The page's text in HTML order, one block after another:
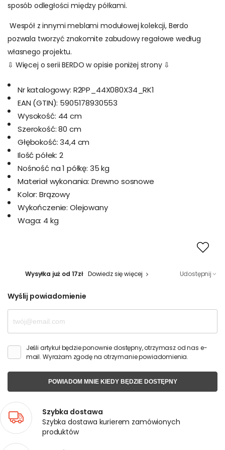
sposób odległości między półkami.
Wespół z innymi meblami modułowej kolekcji, Berdo
pozwala tworzyć znakomite zabudowy regałowe według
własnego projektu.
⇩ Więcej o serii BERDO w opisie poniżej strony ⇩
Nr katalogowy: R2PP_44X080X34_RK1
EAN (GTIN): 5905178930553
Wysokość: 44 cm
Szerokość: 80 cm
Głębokość: 34,4 cm
Ilość półek: 2
Nośność na 1 półkę: 35 kg
Materiał wykonania: Drewno sosnowe
Kolor: Brązowy
Wykończenie: Olejowany
Waga: 4 kg
Wysyłka już od 17zł Dowiedz się więcej Udostępnij
Wyślij powiadomienie
Jeśli artykuł będzie ponownie dostępny, otrzymasz od nas e-
mail. Wyrażam zgodę na otrzymanie powiadomienia.
POWIADOM MNIE KIEDY BĘDZIE DOSTĘPNY
Szybka dostawa
Szybka dostawa kurierem zamówionych
produktów